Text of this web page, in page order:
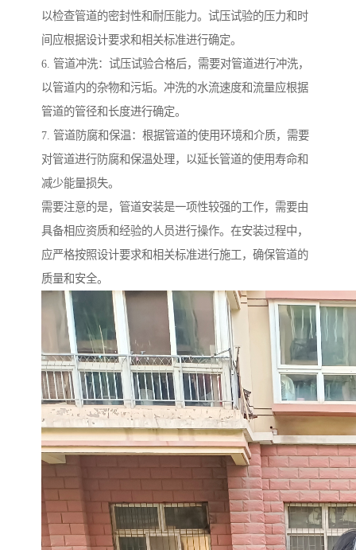
以检查管道的密封性和耐压能力。试压试验的压力和时
间应根据设计要求和相关标准进行确定。
6. 管道冲洗：试压试验合格后，需要对管道进行冲洗，
以管道内的杂物和污垢。冲洗的水流速度和流量应根据
管道的管径和长度进行确定。
7. 管道防腐和保温：根据管道的使用环境和介质，需要
对管道进行防腐和保温处理，以延长管道的使用寿命和
减少能量损失。
需要注意的是，管道安装是一项性较强的工作，需要由
具备相应资质和经验的人员进行操作。在安装过程中，
应严格按照设计要求和相关标准进行施工，确保管道的
质量和安全。